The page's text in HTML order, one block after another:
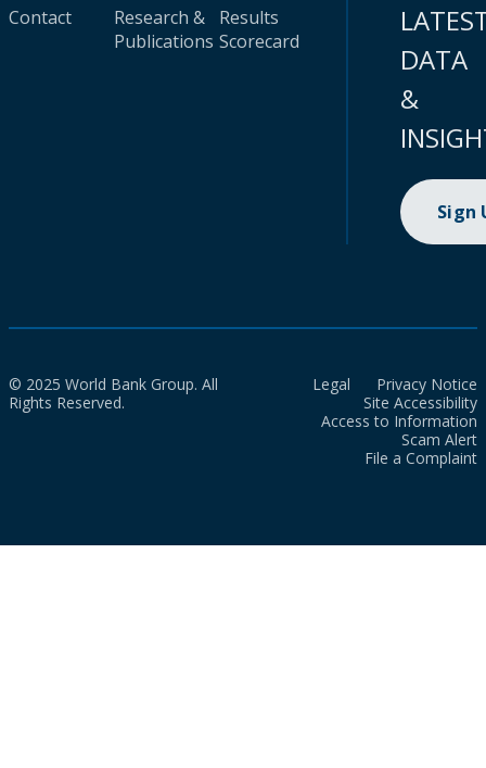
Contact
Research &
Publications
Results
Scorecard
DATA
&
Sign
© 2025 World Bank Group. All
Rights Reserved.
Legal
Privacy Notice
Site Accessibility
Access to Information
Scam Alert
File a Complaint